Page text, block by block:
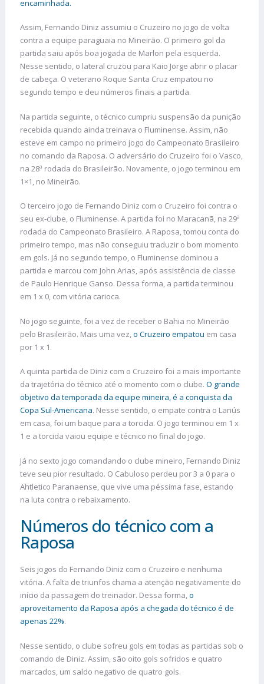
encaminhada.
Assim, Fernando Diniz assumiu o Cruzeiro no jogo de volta
contra a equipe paraguaia no Mineirão. O primeiro gol da
partida saiu após boa jogada de Marlon pela esquerda.
Nesse sentido, o lateral cruzou para Kaio Jorge abrir o placar
de cabeça. O veterano Roque Santa Cruz empatou no
segundo tempo e deu números finais a partida.
Na partida seguinte, o técnico cumpriu suspensão da punição
recebida quando ainda treinava o Fluminense. Assim, não
esteve em campo no primeiro jogo do Campeonato Brasileiro
no comando da Raposa. O adversário do Cruzeiro foi o Vasco,
na 28ª rodada do Brasileirão. Novamente, o jogo terminou em
1×1, no Mineirão.
O terceiro jogo de Fernando Diniz com o Cruzeiro foi contra o
seu ex-clube, o Fluminense. A partida foi no Maracanã, na 29ª
rodada do Campeonato Brasileiro. A Raposa, tomou conta do
primeiro tempo, mas não conseguiu traduzir o bom momento
em gols. Já no segundo tempo, o Fluminense dominou a
partida e marcou com John Arias, após assistência de classe
de Paulo Henrique Ganso. Dessa forma, a partida terminou
em 1 x 0, com vitória carioca.
No jogo seguinte, foi a vez de receber o Bahia no Mineirão
pelo Brasileirão. Mais uma vez,o Cruzeiro empatou em casa
por 1 x 1.
A quinta partida de Diniz com o Cruzeiro foi a mais importante
da trajetória do técnico até o momento com o clube. O grande
objetivo da temporada da equipe mineira, é a conquista da
Copa Sul-Americana. Nesse sentido, o empate contra o Lanús
em casa, foi um baque para a torcida. O jogo terminou em 1 x
1 e a torcida vaiou equipe e técnico no final do jogo.
Já no sexto jogo comandando o clube mineiro, Fernando Diniz
teve seu pior resultado. O Cabuloso perdeu por 3 a 0 para o
Ahtletico Paranaense, que vive uma péssima fase, estando
na luta contra o rebaixamento.
Números do técnico com a
Raposa
Seis jogos do Fernando Diniz com o Cruzeiro e nenhuma
vitória. A falta de triunfos chama a atenção negativamente do
início da passagem do treinador. Dessa forma,o
aproveitamento da Raposa após a chegada do técnico é de
apenas 22%.
Nesse sentido, o clube sofreu gols em todas as partidas sob o
comando de Diniz. Assim, são oito gols sofridos e quatro
marcados, um saldo negativo de quatro gols.